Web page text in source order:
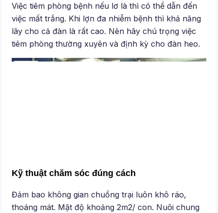
Việc tiêm phòng bệnh nếu lơ là thì có thể dẫn đến
việc mất trắng. Khi lợn đa nhiễm bệnh thì khả năng
lây cho cả đàn là rất cao. Nên hãy chú trọng việc
tiêm phòng thường xuyên và định kỳ cho đàn heo.
Kỹ thuật chăm sóc đúng cách
Đảm bao không gian chuồng trại luôn khô ráo,
thoáng mát. Mật độ khoảng 2m2/ con. Nuôi chung